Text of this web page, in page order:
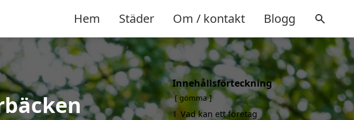
Hem Städer Om / kontakt Blogg
Innehållsförteckning
gömma
1 Vad kan ett företag